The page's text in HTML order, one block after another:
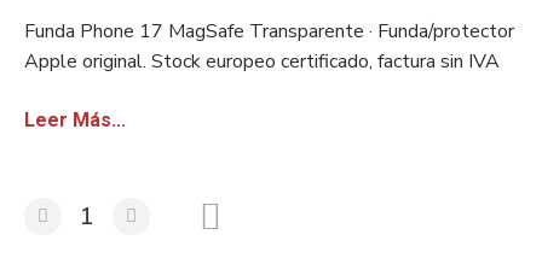
Funda Phone 17 MagSafe Transparente · Funda/protector
Apple original. Stock europeo certificado, factura sin IVA
Leer Más...